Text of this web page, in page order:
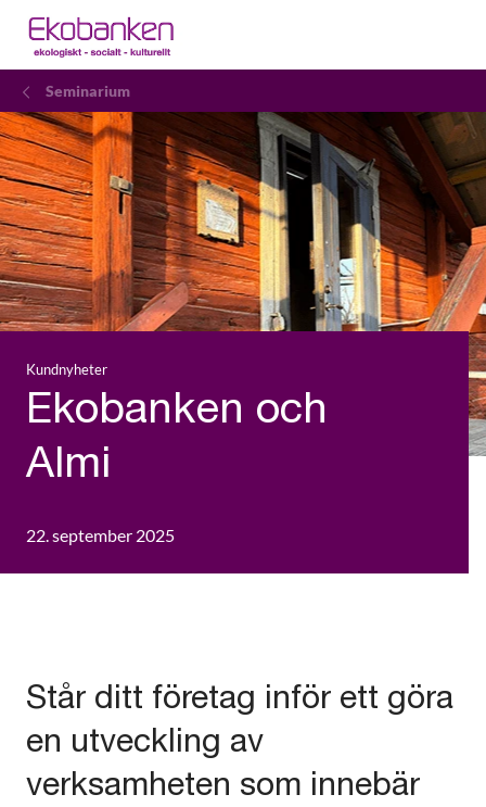
Seminarium
Kundnyheter
Ekobanken och
Almi
22. september 2025
Står ditt företag inför ett göra
en utveckling av
verksamheten som innebär